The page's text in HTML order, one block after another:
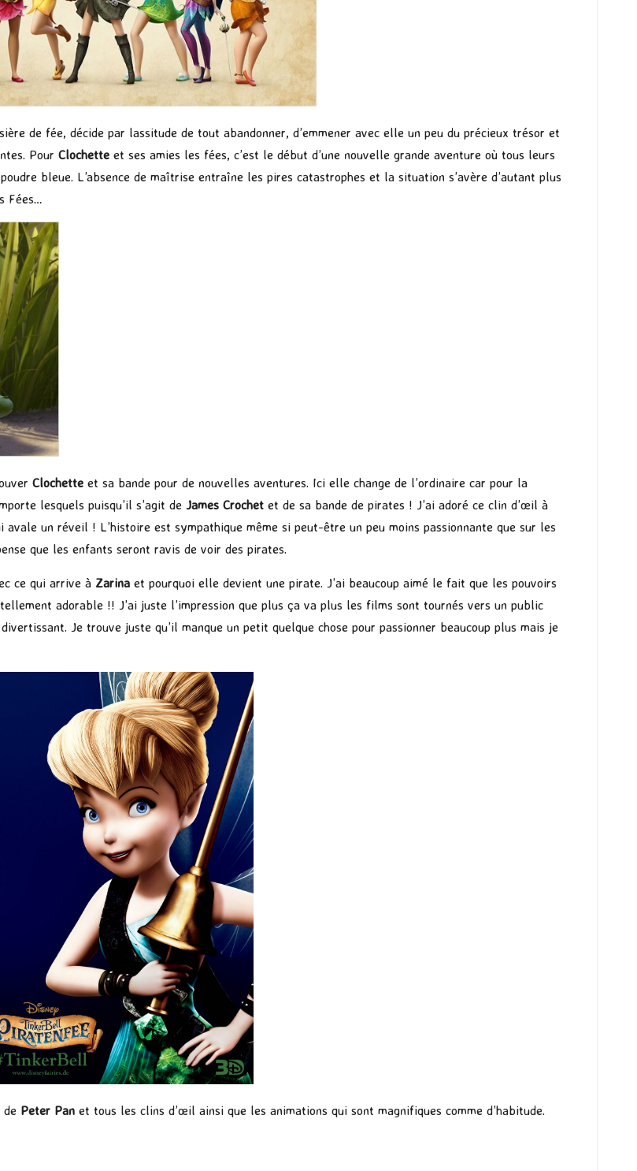
de fée, décide par lassitude de tout abandonner, d’emmener avec elle un peu du précieux trésor et
Pour Clochette et ses amies les fées, c’est le début d’une nouvelle grande aventure où tous leurs
bleue. L’absence de maîtrise entraîne les pires catastrophes et la situation s’avère d’autant plus
Fées…
Clochette et sa bande pour de nouvelles aventures. Ici elle change de l’ordinaire car pour la
lesquels puisqu’il s’agit de James Crochet et de sa bande de pirates ! J’ai adoré ce clin d’œil à
avale un réveil ! L’histoire est sympathique même si peut-être un peu moins passionnante que sur les
que les enfants seront ravis de voir des pirates.
ce qui arrive à Zarina et pourquoi elle devient une pirate. J’ai beaucoup aimé le fait que les pouvoirs
adorable !! J’ai juste l’impression que plus ça va plus les films sont tournés vers un public
Je trouve juste qu’il manque un petit quelque chose pour passionner beaucoup plus mais je
de Peter Pan et tous les clins d’œil ainsi que les animations qui sont magnifiques comme d’habitude.